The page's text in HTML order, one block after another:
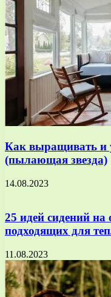
Как выращивать и
(пылающая звезда)
14.08.2023
25 идей сидений на
подходящих для
11.08.2023